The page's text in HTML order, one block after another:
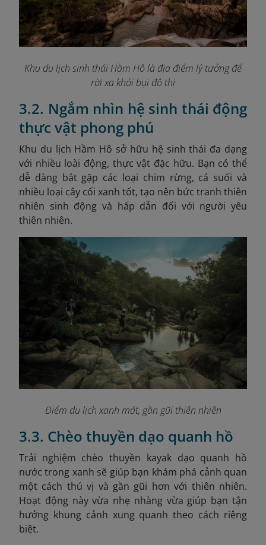
Khu du lịch sinh thái Hầm Hô là địa điểm lý tưởng để
rời xa khói bụi đô thị
3.2. Ngắm nhìn hệ sinh thái động
thực vật phong phú
Khu du lịch Hầm Hô sở hữu hệ sinh thái đa dạng
với nhiều loài động, thực vật đặc hữu. Bạn có thể
dễ dàng bắt gặp các loại chim rừng, cá suối và
nhiều loại cây cối xanh tốt, tạo nên bức tranh thiên
nhiên sinh động và hấp dẫn đối với người yêu
thiên nhiên.
Điểm du lịch xanh mát, gần gũi thiên nhiên
3.3. Chèo thuyền dạo quanh hồ
Trải nghiệm chèo thuyền kayak dạo quanh hồ
nước trong xanh sẽ giúp bạn khám phá cảnh quan
một cách thú vị và gần gũi hơn với thiên nhiên.
Hoạt động này vừa nhẹ nhàng vừa giúp bạn tận
hưởng khung cảnh xung quanh theo cách riêng
biệt.